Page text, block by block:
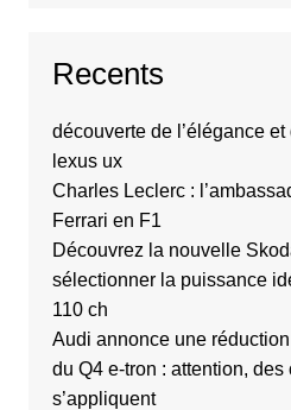
Recents
découverte de l’élégance
lexus ux
Charles Leclerc :
Ferrari en F1
Découvrez la nouvelle
sélectionner la puissance
110 ch
Audi annonce une
du Q4 e-tron : attention, des
s’appliquent